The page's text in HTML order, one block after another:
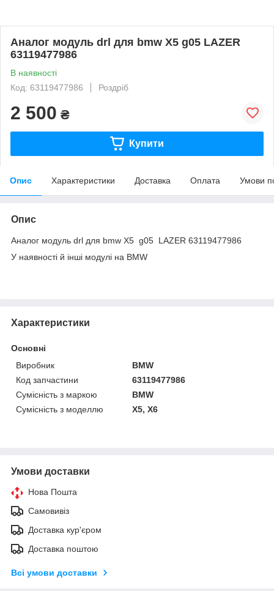
Аналог модуль drl для bmw X5 g05 LAZER
63119477986
В наявності
Код: 63119477986
Роздріб
2 500 ₴
Купити
Опис Характеристики Доставка Оплата Умови
Опис
Аналог модуль drl для bmw X5 g05 LAZER 63119477986
У наявності й інші модулі на BMW
Характеристики
Основні
Виробник
BMW
Код запчастини
63119477986
Сумісність з маркою
BMW
Сумісність з моделлю
X5, X6
Умови доставки
Нова Пошта
Самовивіз
Доставка кур'єром
Доставка поштою
Всі умови доставки